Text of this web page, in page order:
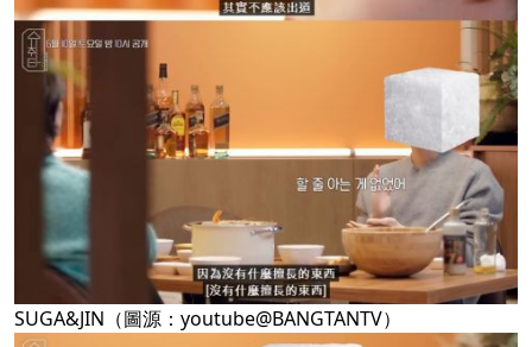
SUGA&JIN（圖源：youtube@BANGTANTV）